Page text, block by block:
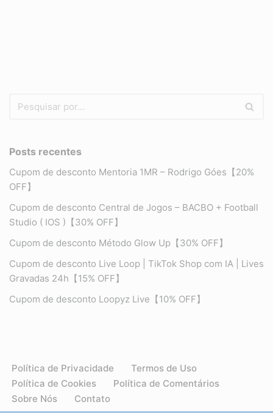
Posts recentes
Cupom de desconto Mentoria 1MR – Rodrigo Góes【20%
OFF】
Cupom de desconto Central de Jogos – BACBO + Football
Studio ( IOS )【30% OFF】
Cupom de desconto Método Glow Up【30% OFF】
Cupom de desconto Live Loop | TikTok Shop com IA | Lives
Gravadas 24h【15% OFF】
Cupom de desconto Loopyz Live【10% OFF】
Política de Privacidade
Termos de Uso
Política de Cookies
Política de Comentários
Sobre Nós
Contato